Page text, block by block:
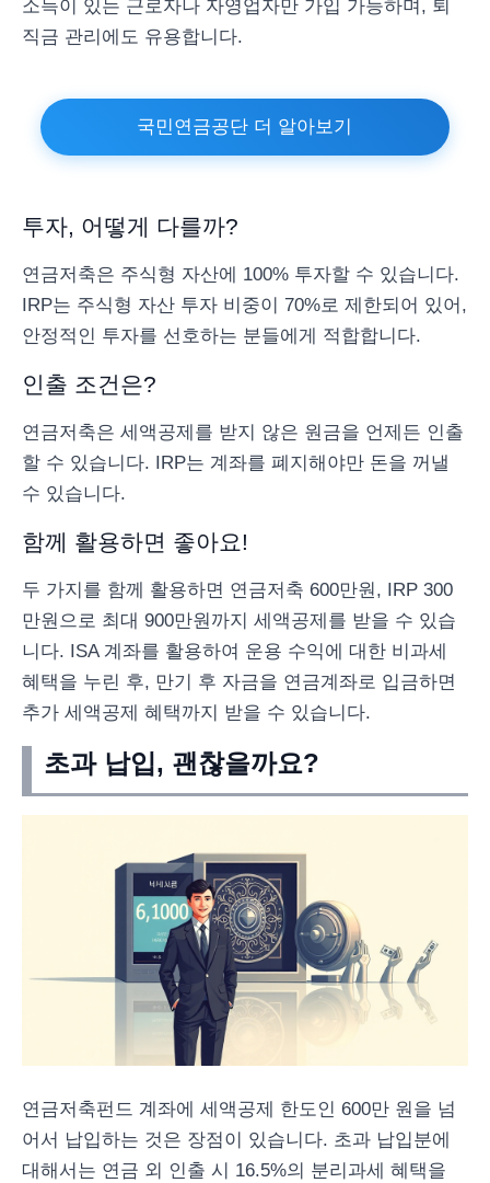
소득이 있는 근로자나 자영업자만 가입 가능하며, 퇴
직금 관리에도 유용합니다.
국민연금공단 더 알아보기
투자, 어떻게 다를까?
연금저축은 주식형 자산에 100% 투자할 수 있습니다.
IRP는 주식형 자산 투자 비중이 70%로 제한되어 있어,
안정적인 투자를 선호하는 분들에게 적합합니다.
인출 조건은?
연금저축은 세액공제를 받지 않은 원금을 언제든 인출
할 수 있습니다. IRP는 계좌를 폐지해야만 돈을 꺼낼
수 있습니다.
함께 활용하면 좋아요!
두 가지를 함께 활용하면 연금저축 600만원, IRP 300
만원으로 최대 900만원까지 세액공제를 받을 수 있습
니다. ISA 계좌를 활용하여 운용 수익에 대한 비과세
혜택을 누린 후, 만기 후 자금을 연금계좌로 입금하면
추가 세액공제 혜택까지 받을 수 있습니다.
초과 납입, 괜찮을까요?
연금저축펀드 계좌에 세액공제 한도인 600만 원을 넘
어서 납입하는 것은 장점이 있습니다. 초과 납입분에
대해서는 연금 외 인출 시 16.5%의 분리과세 혜택을